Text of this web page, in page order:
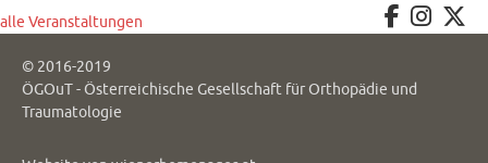
alle Veranstaltungen
© 2016-2019
ÖGOuT - Österreichische Gesellschaft für Orthopädie und
Traumatologie